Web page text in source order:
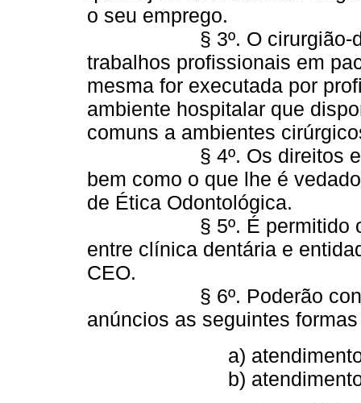
o seu emprego.
§ 3º. O cirurgião-
trabalhos profissionais em
mesma for executada por
ambiente hospitalar que
comuns a ambientes
§ 4º. Os direitos e os
bem como o que lhe é
de Ética Odontológica.
§ 5º. É permitido o
entre clínica dentária e
CEO.
§ 6º. Poderão constar
anúncios as seguintes
a) atendimento
b) atendimento a